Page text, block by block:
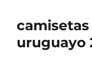
uruguayo